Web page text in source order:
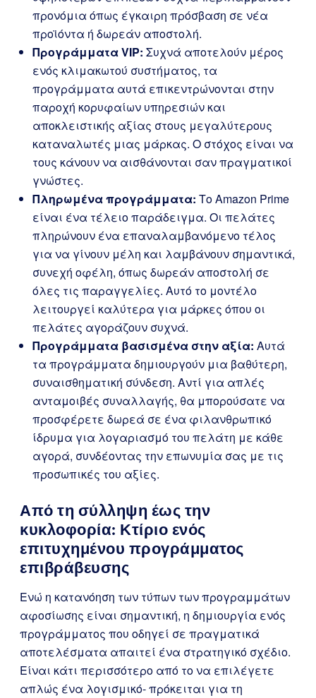
προνόμια όπως έγκαιρη πρόσβαση σε νέα
προϊόντα ή δωρεάν αποστολή.
Προγράμματα VIP: Συχνά αποτελούν μέρος
ενός κλιμακωτού συστήματος, τα
προγράμματα αυτά επικεντρώνονται στην
παροχή κορυφαίων υπηρεσιών και
αποκλειστικής αξίας στους μεγαλύτερους
καταναλωτές μιας μάρκας. Ο στόχος είναι να
τους κάνουν να αισθάνονται σαν πραγματικοί
γνώστες.
Πληρωμένα προγράμματα: Το Amazon Prime
είναι ένα τέλειο παράδειγμα. Οι πελάτες
πληρώνουν ένα επαναλαμβανόμενο τέλος
για να γίνουν μέλη και λαμβάνουν σημαντικά,
συνεχή οφέλη, όπως δωρεάν αποστολή σε
όλες τις παραγγελίες. Αυτό το μοντέλο
λειτουργεί καλύτερα για μάρκες όπου οι
πελάτες αγοράζουν συχνά.
Προγράμματα βασισμένα στην αξία: Αυτά
τα προγράμματα δημιουργούν μια βαθύτερη,
συναισθηματική σύνδεση. Αντί για απλές
ανταμοιβές συναλλαγής, θα μπορούσατε να
προσφέρετε δωρεά σε ένα φιλανθρωπικό
ίδρυμα για λογαριασμό του πελάτη με κάθε
αγορά, συνδέοντας την επωνυμία σας με τις
προσωπικές του αξίες.
Από τη σύλληψη έως την
κυκλοφορία: Κτίριο ενός
επιτυχημένου προγράμματος
επιβράβευσης
Ενώ η κατανόηση των τύπων των προγραμμάτων
αφοσίωσης είναι σημαντική, η δημιουργία ενός
προγράμματος που οδηγεί σε πραγματικά
αποτελέσματα απαιτεί ένα στρατηγικό σχέδιο.
Είναι κάτι περισσότερο από το να επιλέγετε
απλώς ένα λογισμικό- πρόκειται για τη